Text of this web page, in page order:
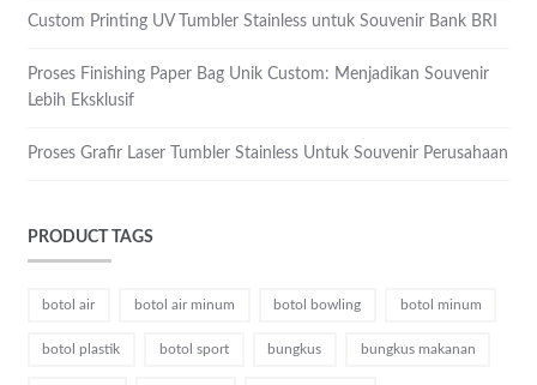
Custom Printing UV Tumbler Stainless untuk Souvenir Bank BRI
Proses Finishing Paper Bag Unik Custom: Menjadikan Souvenir
Lebih Eksklusif
Proses Grafir Laser Tumbler Stainless Untuk Souvenir Perusahaan
PRODUCT TAGS
botol air botol air minum botol bowling botol minum
botol plastik botol sport bungkus bungkus makanan